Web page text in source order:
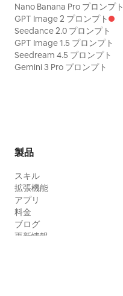
Nano Banana Pro プロンプト
GPT Image 2 プロンプト
Seedance 2.0 プロンプト
GPT Image 1.5 プロンプト
Seedream 4.5 プロンプト
Gemini 3 Pro プロンプト
製品
スキル
拡張機能
アプリ
料金
ブログ
更新情報